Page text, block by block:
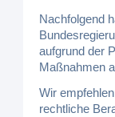
Nachfolgend
aufgrund der
Maßnahmen
Wir
rechtliche